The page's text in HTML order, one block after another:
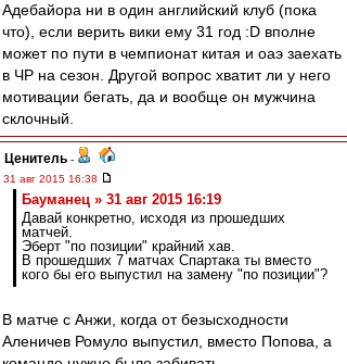
Адебайора ни в один английский клуб (пока
что), если верить вики ему 31 год :D вполне
может по пути в чемпионат китая и оаэ заехать
в ЧР на сезон. Другой вопрос хватит ли у него
мотивации бегать, да и вообще он мужчина
склочный.
Ценитель -
31 авг 2015 16:38
Бауманец » 31 авг 2015 16:19
Давай конкретно, исходя из прошедших
матчей.
Эберт "по позиции" крайний хав.
В прошедших 7 матчах Спартака ты вместо
кого бы его выпустил на замену "по позиции"?
В матче с Анжи, когда от безысходности
Аленичев Ромуло выпустил, вместо Попова, а